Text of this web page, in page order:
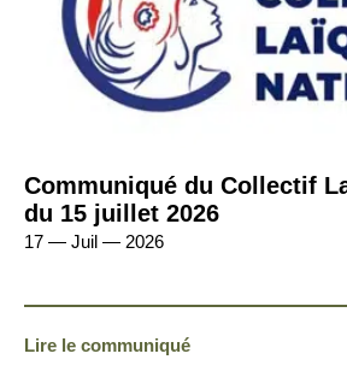
Communiqué du Collectif
du 15 juillet 2026
17 — Juil — 2026
Lire le communiqué